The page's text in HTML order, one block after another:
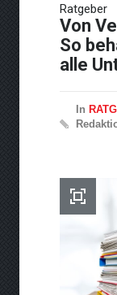
Ratgeber
Von
So
alle
In